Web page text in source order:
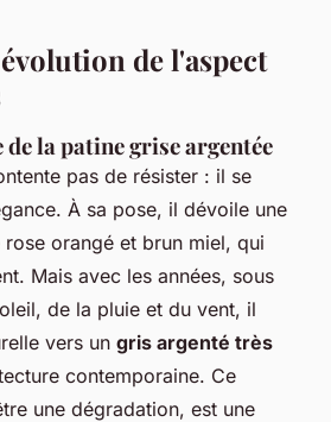
de l'aspect
la patine grise argentée
pas de résister : il se
À sa pose, il dévoile une
orangé et brun miel, qui
Mais avec les années, sous
de la pluie et du vent, il
vers un gris argenté très
contemporaine. Ce
une dégradation, est une